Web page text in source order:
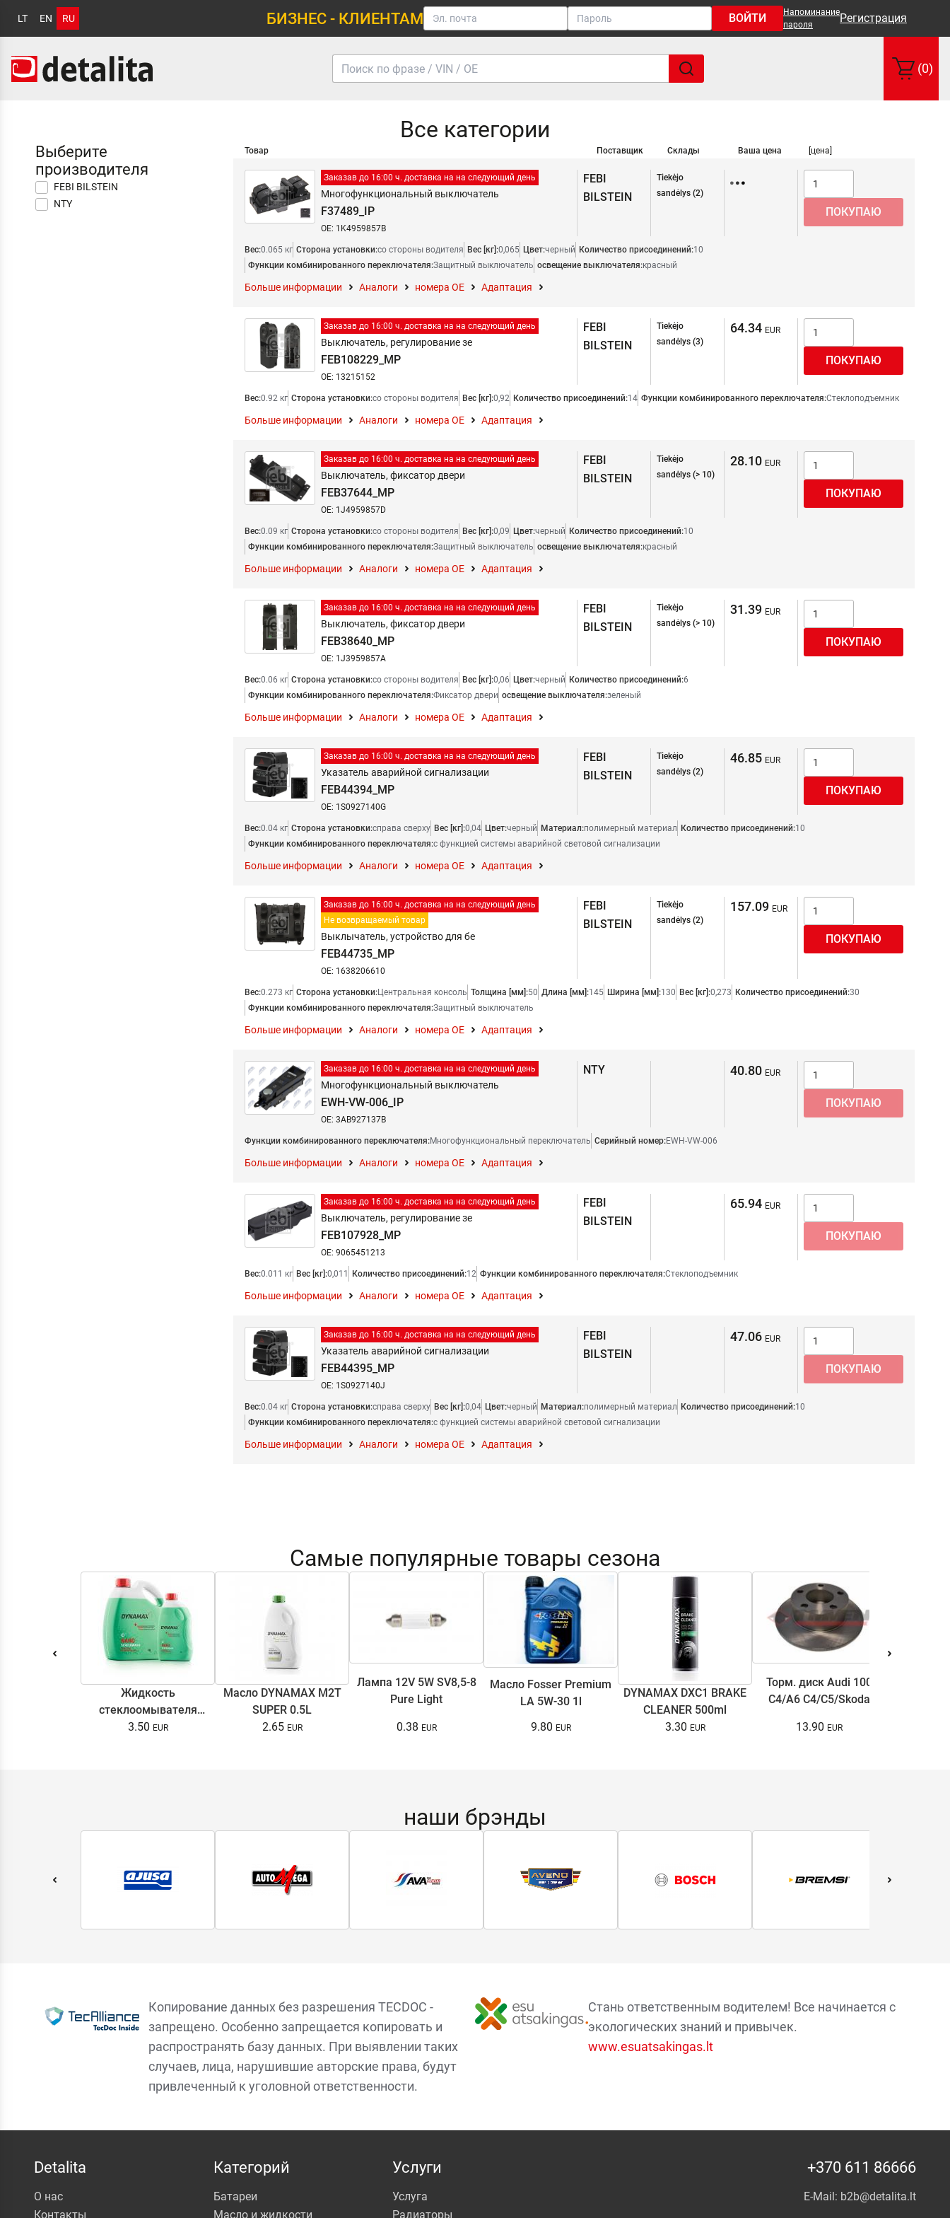
LT EN RU БИЗНЕС - КЛИЕНТАМ ВОЙТИ
Напоминание
пароля
Регистрация
(0)
Все категории
Выберите
производителя
FEBI BILSTEIN
NTY
Товар Поставщик Склады Ваша цена [цена]
Заказав до 16:00 ч. доставка на на следующий день
Многофункциональный выключатель
F37489_IP
OE: 1K4959857B
FEBI
BILSTEIN
Tiekėjo
sandėlys (2)
Вес:0.065 кг Сторона установки:со стороны водителя Вес [кг]:0,065 Цвет:черный Количество присоединений:10
Функции комбинированного переключателя:Защитный выключатель освещение выключателя:красный
Больше информации Аналоги номера ОЕ Адаптация
Заказав до 16:00 ч. доставка на на следующий день
Выключатель, регулирование зе
FEB108229_MP
OE: 13215152
FEBI
BILSTEIN
Tiekėjo
sandėlys (3)
64.34
Вес:0.92 кг Сторона установки:со стороны водителя Вес [кг]:0,92 Количество присоединений:14 Функции комбинированного переключателя:Стеклоподъемник
Больше информации Аналоги номера ОЕ Адаптация
Заказав до 16:00 ч. доставка на на следующий день
Выключатель, фиксатор двери
FEB37644_MP
OE: 1J4959857D
FEBI
BILSTEIN
Tiekėjo
sandėlys (> 10)
28.10
Вес:0.09 кг Сторона установки:со стороны водителя Вес [кг]:0,09 Цвет:черный Количество присоединений:10
Функции комбинированного переключателя:Защитный выключатель освещение выключателя:красный
Больше информации Аналоги номера ОЕ Адаптация
Заказав до 16:00 ч. доставка на на следующий день
Выключатель, фиксатор двери
FEB38640_MP
OE: 1J3959857A
FEBI
BILSTEIN
Tiekėjo
sandėlys (> 10)
31.39
Вес:0.06 кг Сторона установки:со стороны водителя Вес [кг]:0,06 Цвет:черный Количество присоединений:6
Функции комбинированного переключателя:Фиксатор двери освещение выключателя:зеленый
Больше информации Аналоги номера ОЕ Адаптация
Заказав до 16:00 ч. доставка на на следующий день
Указатель аварийной сигнализации
FEB44394_MP
OE: 1S0927140G
FEBI
BILSTEIN
Tiekėjo
sandėlys (2)
46.85
Вес:0.04 кг Сторона установки:справа сверху Вес [кг]:0,04 Цвет:черный Материал:полимерный материал Количество присоединений:10
Функции комбинированного переключателя:с функцией системы аварийной световой сигнализации
Больше информации Аналоги номера ОЕ Адаптация
Заказав до 16:00 ч. доставка на на следующий день
Не возвращаемый товар
Выклычатель, устройство для бе
FEB44735_MP
OE: 1638206610
FEBI
BILSTEIN
Tiekėjo
sandėlys (2)
157.09
Вес:0.273 кг Сторона установки:Центральная консоль Толщина [мм]:50 Длина [мм]:145 Ширина [мм]:130 Вес [кг]:0,273 Количество присоединений:30
Функции комбинированного переключателя:Защитный выключатель
Больше информации Аналоги номера ОЕ Адаптация
Заказав до 16:00 ч. доставка на на следующий день
Многофункциональный выключатель
EWH-VW-006_IP
OE: 3AB927137B
NTY 40.80
Функции комбинированного переключателя:Многофункциональный переключатель Серийный номер:EWH-VW-006
Больше информации Аналоги номера ОЕ Адаптация
Заказав до 16:00 ч. доставка на на следующий день
Выключатель, регулирование зе
FEB107928_MP
OE: 9065451213
FEBI
BILSTEIN
65.94
Вес:0.011 кг Вес [кг]:0,011 Количество присоединений:12 Функции комбинированного переключателя:Стеклоподъемник
Больше информации Аналоги номера ОЕ Адаптация
Заказав до 16:00 ч. доставка на на следующий день
Указатель аварийной сигнализации
FEB44395_MP
OE: 1S0927140J
FEBI
BILSTEIN
47.06
Вес:0.04 кг Сторона установки:справа сверху Вес [кг]:0,04 Цвет:черный Материал:полимерный материал Количество присоединений:10
Функции комбинированного переключателя:с функцией системы аварийной световой сигнализации
Больше информации Аналоги номера ОЕ Адаптация
Самые популярные товары сезона
Жидкость
стеклоомывателя
DYNAMAX SCREENWASH
3.50
Масло DYNAMAX M2T
SUPER 0.5L
2.65
Лампа 12V 5W SV8,5-8
Pure Light
0.38
Масло Fosser Premium
LA 5W-30 1l
9.80
DYNAMAX DXC1 BRAKE
CLEANER 500ml
3.30
Торм. диск Audi 100
C4/A6 C4/C5/Skoda
B5/B5.5 1.6-3.7 90-08
13.90
наши брэнды
Копирование данных без разрешения TECDOC -
запрещено. Особенно запрещается копировать и
распространять базу данных. При выявлении таких
случаев, лица, нарушившие авторские права, будут
привлеченный к уголовной ответственности.
Стань ответственным водителем! Все начинается с
экологических знаний и привычек.
www.esuatsakingas.lt
Detalita
О нас
Контакты
Категорий
Батареи
Масло и жидкости
Услуги
Услуга
Радиаторы
+370 611 86666
E-Mail: b2b@detalita.lt